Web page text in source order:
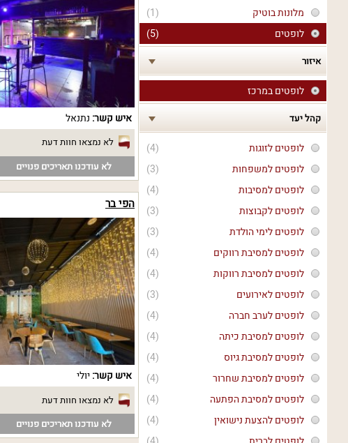
(1)
מלונות בוטיק
(5)
לופטים
איזור
לופטים במרכז
קהל יעד
(4)
לופטים לזוגות
(3)
לופטים למשפחות
(4)
לופטים למסיבות
(3)
לופטים לקבוצות
(3)
לופטים לימי הולדת
(4)
לופטים למסיבת רווקים
(4)
לופטים למסיבת רווקות
(3)
לופטים לאירועים
(4)
לופטים לערב חברה
(4)
לופטים למסיבת כיתה
(4)
לופטים למסיבת גיוס
(4)
לופטים למסיבת שחרור
(4)
לופטים למסיבת הפתעה
(4)
לופטים להצעת נישואין
איש קשר: נתנאל
לא נמצאו חוות דעת
לא עודכנו תאריכים פנויים
הפי בר
איש קשר:יולי
לא נמצאו חוות דעת
לא עודכנו תאריכים פנויים